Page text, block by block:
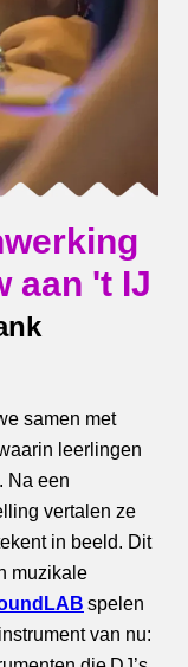
aan 't IJ
samen met
leerlingen
Na een
vertalen ze
in beeld. Dit
muzikale
spelen
van nu: